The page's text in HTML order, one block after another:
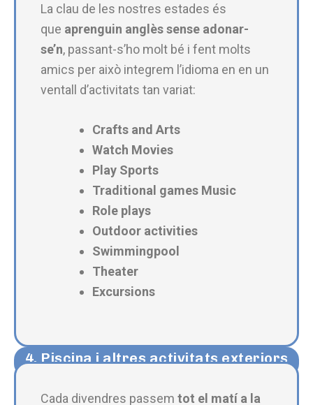
La clau de les nostres estades és
que aprenguin anglès sense adonar-
se’n, passant-s’ho molt bé i fent molts
amics per això integrem l’idioma en en un
ventall d’activitats tan variat:
Crafts and Arts
Watch Movies
Play Sports
Traditional games Music
Role plays
Outdoor activities
Swimmingpool
Theater
Excursions
4. Piscina i altres activitats exteriors​
Cada divendres passem tot el matí a la